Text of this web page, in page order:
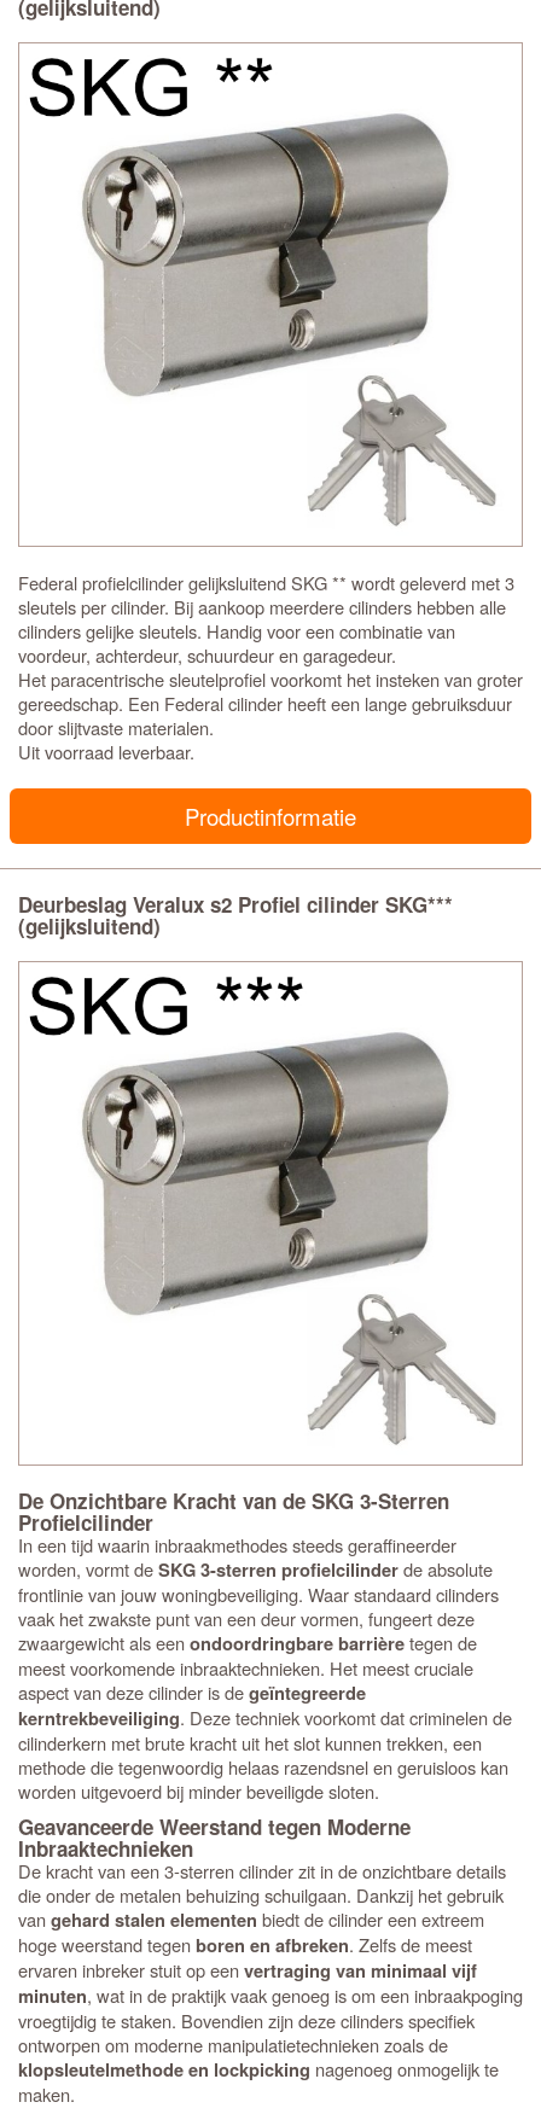
(gelijksluitend)
Federal profielcilinder gelijksluitend SKG ** wordt geleverd met 3
sleutels per cilinder. Bij aankoop meerdere cilinders hebben alle
cilinders gelijke sleutels. Handig voor een combinatie van
voordeur, achterdeur, schuurdeur en garagedeur.
Het paracentrische sleutelprofiel voorkomt het insteken van groter
gereedschap. Een Federal cilinder heeft een lange gebruiksduur
door slijtvaste materialen.
Uit voorraad leverbaar.
Productinformatie
Deurbeslag Veralux s2 Profiel cilinder SKG***
(gelijksluitend)
De Onzichtbare Kracht van de SKG 3-Sterren
Profielcilinder
In een tijd waarin inbraakmethodes steeds geraffineerder
worden, vormt deSKG 3-sterren profielcilinderde absolute
frontlinie van jouw woningbeveiliging. Waar standaard cilinders
vaak het zwakste punt van een deur vormen, fungeert deze
zwaargewicht als eenondoordringbare barrièretegen de
meest voorkomende inbraaktechnieken. Het meest cruciale
aspect van deze cilinder is degeïntegreerde
kerntrekbeveiliging. Deze techniek voorkomt dat criminelen de
cilinderkern met brute kracht uit het slot kunnen trekken, een
methode die tegenwoordig helaas razendsnel en geruisloos kan
worden uitgevoerd bij minder beveiligde sloten.
Geavanceerde Weerstand tegen Moderne
Inbraaktechnieken
De kracht van een 3-sterren cilinder zit in de onzichtbare details
die onder de metalen behuizing schuilgaan. Dankzij het gebruik
vangehard stalen elementen biedt de cilinder een extreem
hoge weerstand tegenboren en afbreken. Zelfs de meest
ervaren inbreker stuit op eenvertraging van minimaal vijf
minuten, wat in de praktijk vaak genoeg is om een inbraakpoging
vroegtijdig te staken. Bovendien zijn deze cilinders specifiek
ontworpen om moderne manipulatietechnieken zoals de
klopsleutelmethode en lockpicking nagenoeg onmogelijk te
maken.